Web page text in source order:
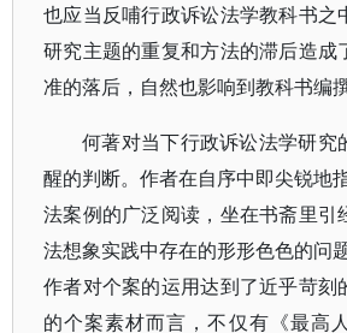
也应当反哺行政诉讼法学教科书之
研究主题的重复和方法的滞后造成
准的落后，自然也影响到教科书编
何著对当下行政诉讼法学研究
醒的判断。作者在自序中即尖锐地
法案例的广泛阅读，坐在书斋里引
法想象实践中存在的形形色色的问
作者对个案的运用达到了近乎苛刻
的个案素材而言，不仅有《最高